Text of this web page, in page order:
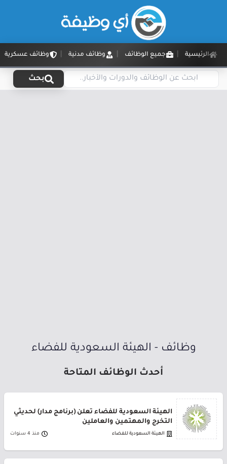
الرئيسية جميع الوظائف وظائف مدنية وظائف عسكرية
بحث
وظائف - الهيئة السعودية للفضاء
أحدث الوظائف المتاحة
الهيئة السعودية للفضاء تعلن (برنامج مدار) لحديثي
التخرج والمهتمين والعاملين
الهيئة السعودية للفضاء منذ 4 سنوات